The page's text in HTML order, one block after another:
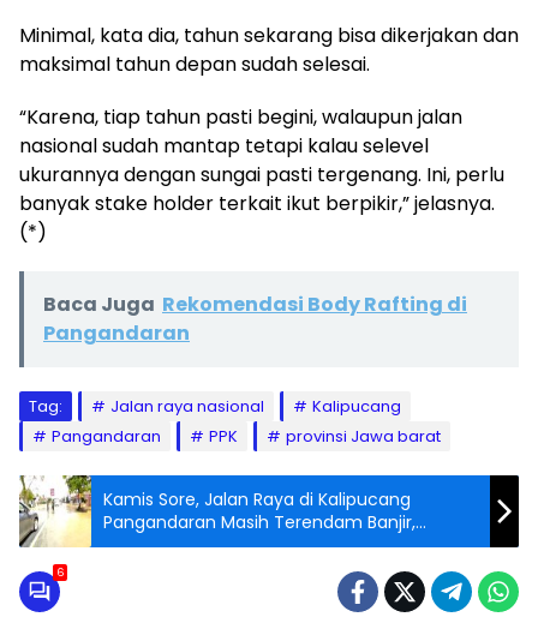
Minimal, kata dia, tahun sekarang bisa dikerjakan dan
maksimal tahun depan sudah selesai.
“Karena, tiap tahun pasti begini, walaupun jalan
nasional sudah mantap tetapi kalau selevel
ukurannya dengan sungai pasti tergenang. Ini, perlu
banyak stake holder terkait ikut berpikir,” jelasnya.
(*)
Baca Juga Rekomendasi Body Rafting di
Pangandaran
Tag: Jalan raya nasional
Kalipucang
Pangandaran
PPK provinsi Jawa barat
Kamis Sore, Jalan Raya di Kalipucang
Pangandaran Masih Terendam Banjir,
Banyak Terjebak Macet & Mesin Motor Mati
6